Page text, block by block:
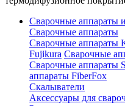
Сварочные аппараты
Сварочные аппараты
Сварочные аппараты
Fujikura Сварочные
Сварочные аппараты
аппараты FiberFox
Скалыватели
Аксессуары для